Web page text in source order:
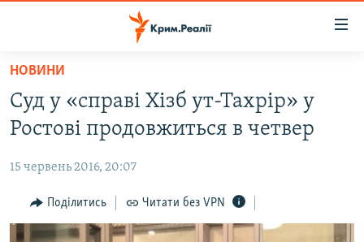
Перейти
основного
матеріалу
до
навігації
Перейти
ВОДА.КРИМ
ВІДЕО ТА ФОТО
ПОЛІТИКА
БЛОГИ
ПОГЛЯД
НОВИНИ
Суд у «справі Хізб ут-Тахрір» у
Ростові продовжиться в четвер
15 червень 2016, 20:07
Поділитись Читати без VPN